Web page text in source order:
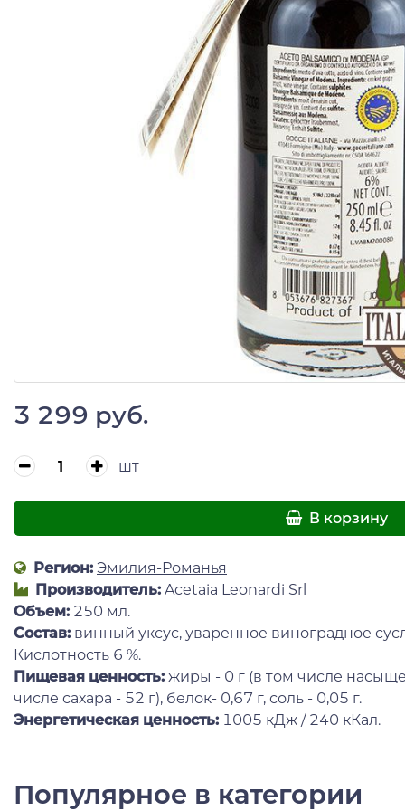
3 299 руб.
шт
В корзину
Регион: Эмилия-Романья
Производитель: Acetaia Leonardi Srl
Объем: 250 мл.
Состав: винный уксус, уваренное виноградное
Кислотность 6 %.
Пищевая ценность: жиры - 0 г (в том числе
числе сахара - 52 г), белок- 0,67 г, соль - 0,05 г.
Энергетическая ценность: 1005 кДж / 240 кКал.
Популярное в категории